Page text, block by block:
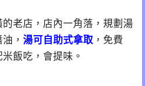
老店，店內一角落，規劃湯
， 湯可自助式拿取 ，免費
飯吃，會提味。